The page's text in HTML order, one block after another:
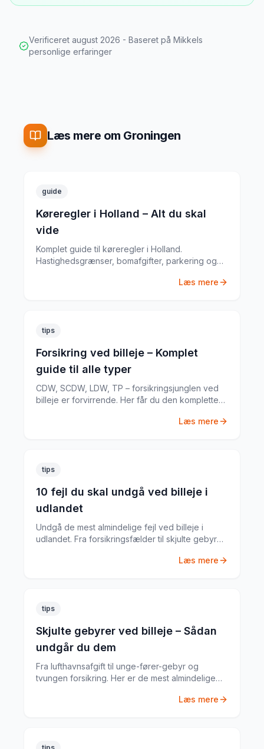
Verificeret august 2026 - Baseret på Mikkels
personlige erfaringer
Læs mere om Groningen
guide
Køreregler i Holland – Alt du skal
vide
Komplet guide til køreregler i Holland.
Hastighedsgrænser, bomafgifter, parkering og
Læs mere
tips
Forsikring ved billeje – Komplet
guide til alle typer
CDW, SCDW, LDW, TP – forsikringsjunglen ved
billeje er forvirrende. Her får du den komplette
Læs mere
tips
10 fejl du skal undgå ved billeje i
udlandet
Undgå de mest almindelige fejl ved billeje i
udlandet. Fra forsikringsfælder til skjulte gebyrer
Læs mere
tips
Skjulte gebyrer ved billeje – Sådan
undgår du dem
Fra lufthavnsafgift til unge-fører-gebyr og
tvungen forsikring. Her er de mest almindelige
Læs mere